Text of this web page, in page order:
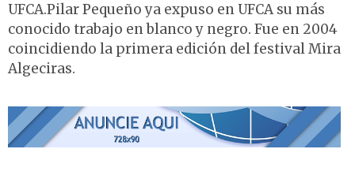
UFCA.Pilar Pequeño ya expuso en UFCA su más
conocido trabajo en blanco y negro. Fue en 2004
coincidiendo la primera edición del festival Mira
Algeciras.